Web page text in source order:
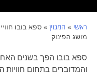
ראשי » המגזין » ספא בובו
מושג הפינוק
ספא בובו הפך בשנים
והמדוברים בתחום